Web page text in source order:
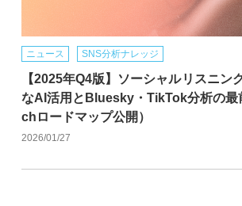
ニュース SNS分析ナレッジ
【2025年Q4版】ソーシャルリスニン
なAI活用とBluesky・TikTok分析の
chロードマップ公開）
2026/01/27